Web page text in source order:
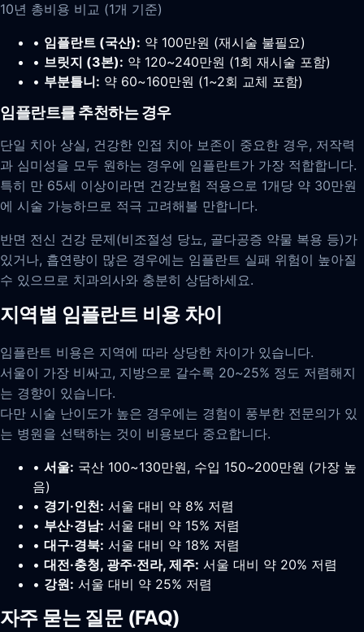
10년 총비용 비교 (1개 기준)
• 임플란트 (국산): 약 100만원 (재시술 불필요)
• 브릿지 (3본): 약 120~240만원 (1회 재시술 포함)
• 부분틀니: 약 60~160만원 (1~2회 교체 포함)
임플란트를 추천하는 경우
단일 치아 상실, 건강한 인접 치아 보존이 중요한 경우, 저작력
과 심미성을 모두 원하는 경우에 임플란트가 가장 적합합니다.
특히 만 65세 이상이라면 건강보험 적용으로 1개당 약 30만원
에 시술 가능하므로 적극 고려해볼 만합니다.
반면 전신 건강 문제(비조절성 당뇨, 골다공증 약물 복용 등)가
있거나, 흡연량이 많은 경우에는 임플란트 실패 위험이 높아질
수 있으므로 치과의사와 충분히 상담하세요.
지역별 임플란트 비용 차이
임플란트 비용은 지역에 따라 상당한 차이가 있습니다.
서울이 가장 비싸고, 지방으로 갈수록 20~25% 정도 저렴해지
는 경향이 있습니다.
다만 시술 난이도가 높은 경우에는 경험이 풍부한 전문의가 있
는 병원을 선택하는 것이 비용보다 중요합니다.
• 서울: 국산 100~130만원, 수입 150~200만원 (가장 높
음)
• 경기·인천: 서울 대비 약 8% 저렴
• 부산·경남: 서울 대비 약 15% 저렴
• 대구·경북: 서울 대비 약 18% 저렴
• 대전·충청, 광주·전라, 제주: 서울 대비 약 20% 저렴
• 강원: 서울 대비 약 25% 저렴
자주 묻는 질문 (FAQ)